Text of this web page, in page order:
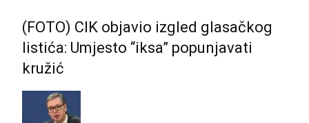
(FOTO) CIK objavio izgled glasačkog
listića: Umjesto “iksa” popunjavati
kružić